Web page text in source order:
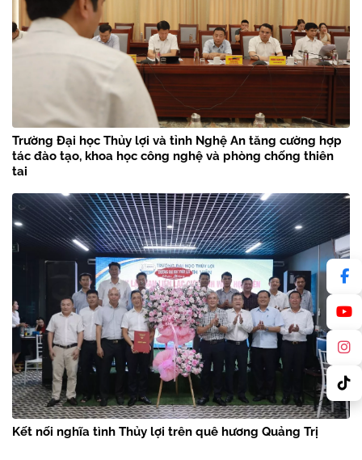
Trường Đại học Thủy lợi và tỉnh Nghệ An tăng cường hợp
tác đào tạo, khoa học công nghệ và phòng chống thiên
tai
Kết nối nghĩa tình Thủy lợi trên quê hương Quảng Trị